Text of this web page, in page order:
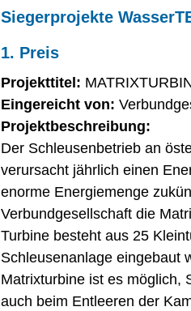
Siegerprojekte
1. Preis
Projekttitel:
Eingereicht von:
Projektbeschreibung:
Der Schleusenbetrieb an
verursacht jährlich einen
enorme Energiemenge
Verbundgesellschaft die
Turbine besteht aus 25
Schleusenanlage eingebaut
Matrixturbine ist es möglich,
auch beim Entleeren der